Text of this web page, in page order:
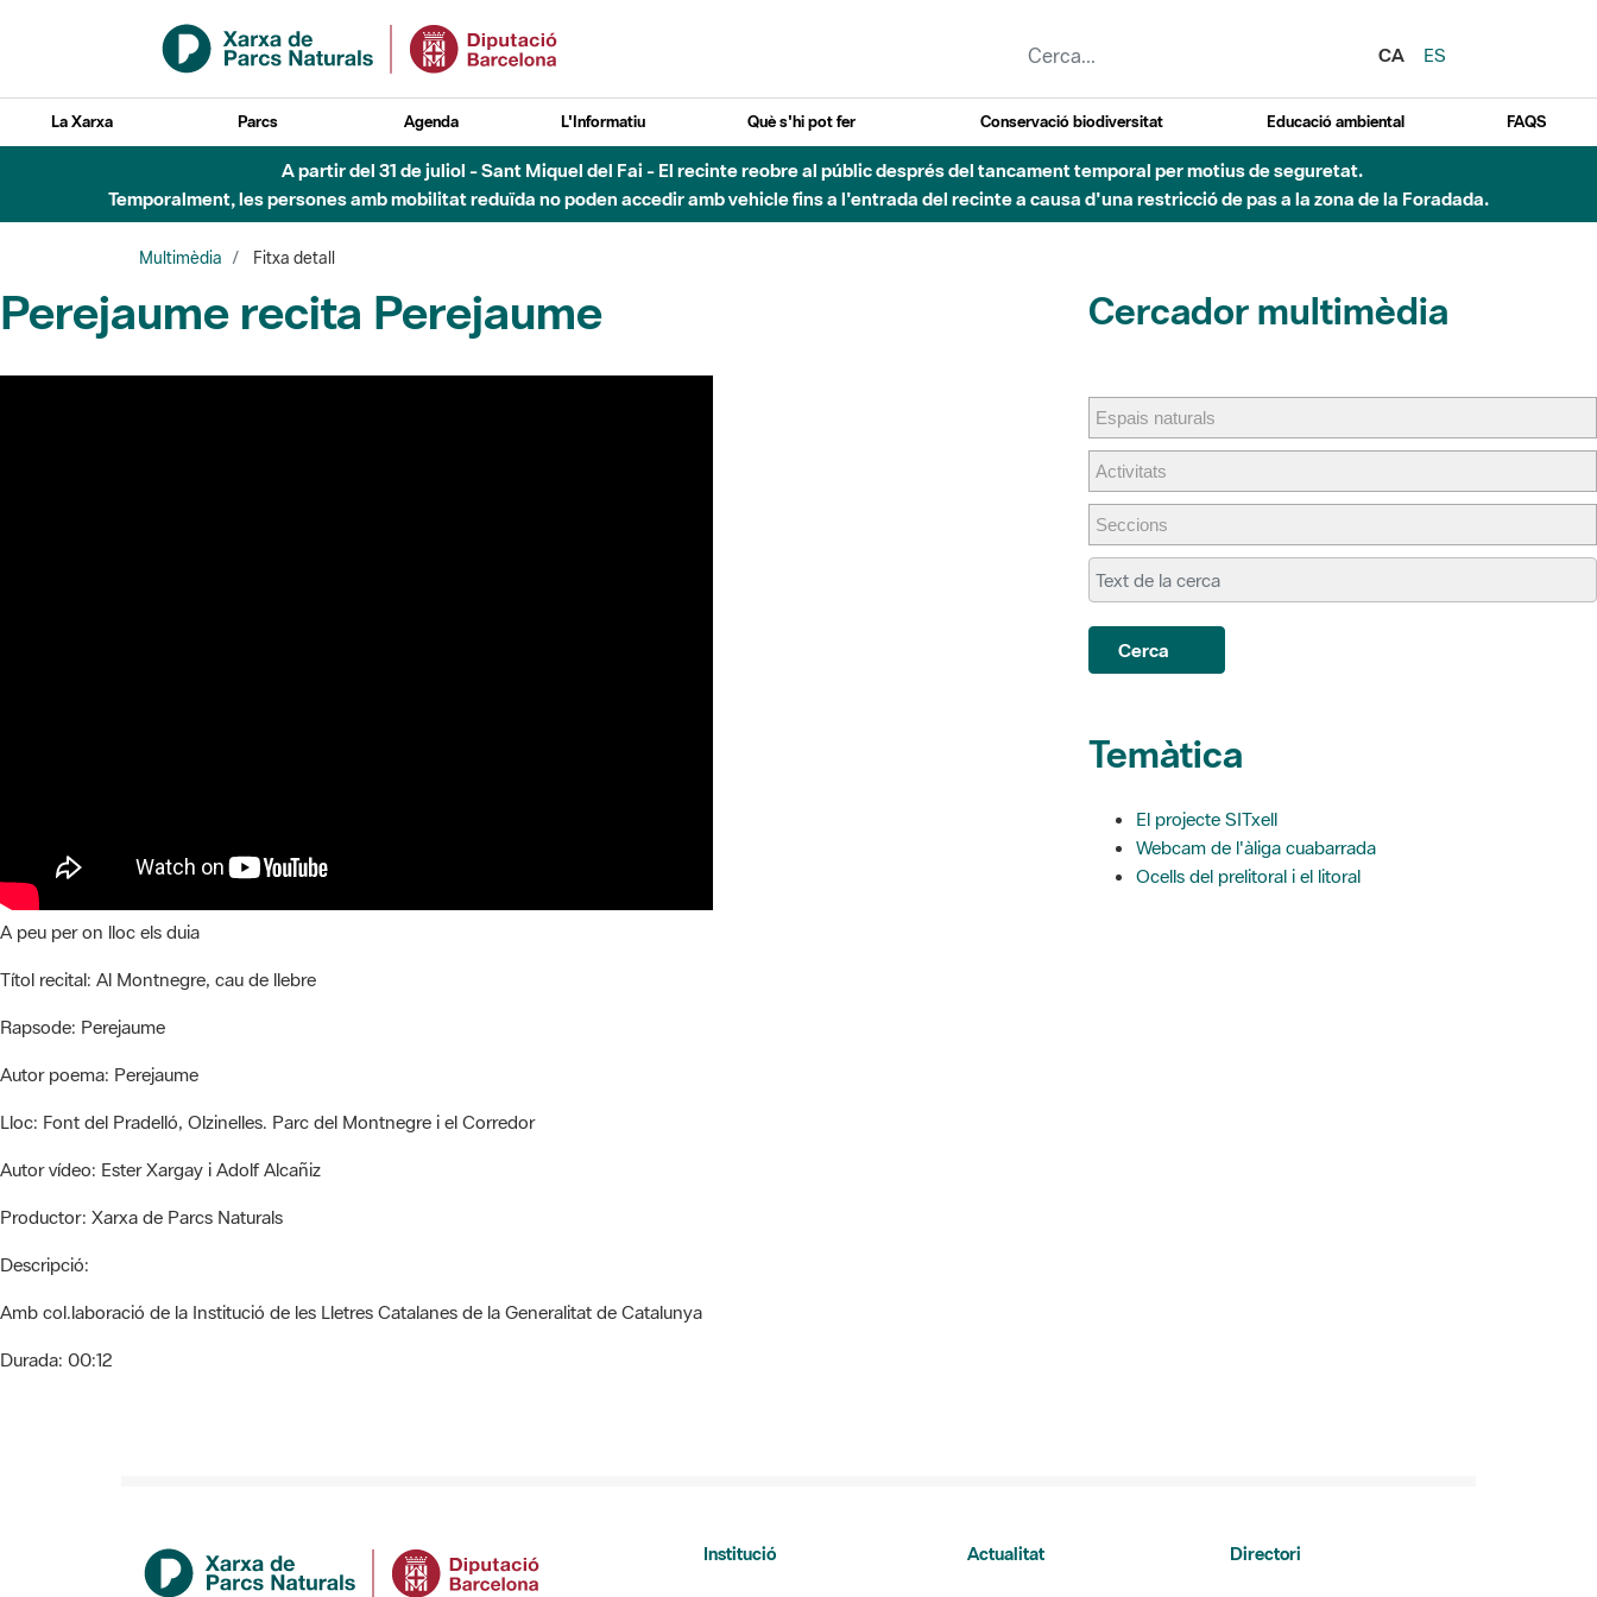
Salta al contingut principal
CA
ES
La Xarxa Parcs Agenda L'Informatiu Què s'hi pot fer Conservació biodiversitat Educació ambiental FAQS
A partir del 31 de juliol - Sant Miquel del Fai - El recinte reobre al públic després del tancament temporal per motius de seguretat.
Temporalment, les persones amb mobilitat reduïda no poden accedir amb vehicle fins a l'entrada del recinte a causa d'una restricció de pas a la zona de la Foradada.
Multimèdia Fitxa detall
Perejaume recita Perejaume
A peu per on lloc els duia
Títol recital: Al Montnegre, cau de llebre
Rapsode: Perejaume
Autor poema: Perejaume
Lloc: Font del Pradelló, Olzinelles. Parc del Montnegre i el Corredor
Autor vídeo: Ester Xargay i Adolf Alcañiz
Productor: Xarxa de Parcs Naturals
Descripció:
Amb col.laboració de la Institució de les Lletres Catalanes de la Generalitat de Catalunya
Durada: 00:12
Cercador multimèdia
Cerca
Temàtica
El projecte SITxell
Webcam de l'àliga cuabarrada
Ocells del prelitoral i el litoral
Institució Actualitat Directori